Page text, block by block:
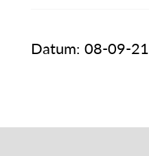
Datum: 08-09-21